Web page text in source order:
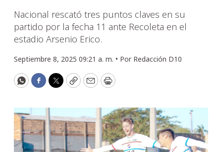
Nacional rescató tres puntos claves en su
partido por la fecha 11 ante Recoleta en el
estadio Arsenio Erico.
Septiembre 8, 2025 09:21 a. m. • Por Redacción D10
WhatsApp
Facebook
Twitter
CopyEmailPrint